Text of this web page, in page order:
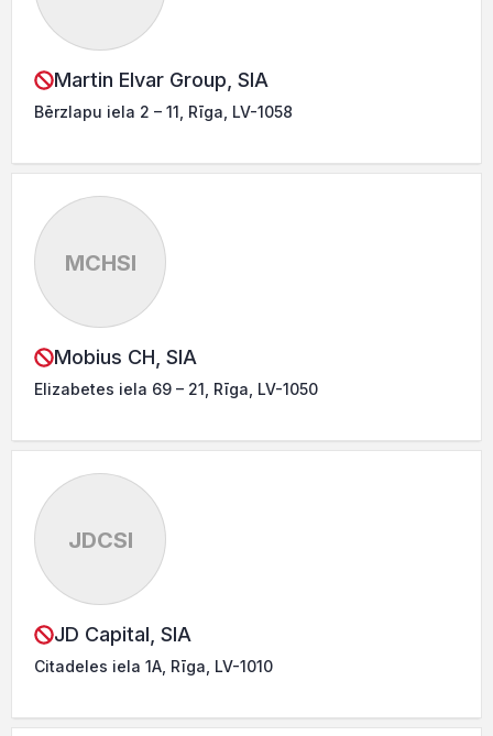
Martin Elvar Group, SIA
Bērzlapu iela 2 – 11, Rīga, LV-1058
MCHSI
Mobius CH, SIA
Elizabetes iela 69 – 21, Rīga, LV-1050
JDCSI
JD Capital, SIA
Citadeles iela 1A, Rīga, LV-1010